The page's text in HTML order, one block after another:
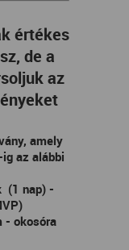
értékes
de a
az
amely
az alábbi
(1 nap) -
- okosóra